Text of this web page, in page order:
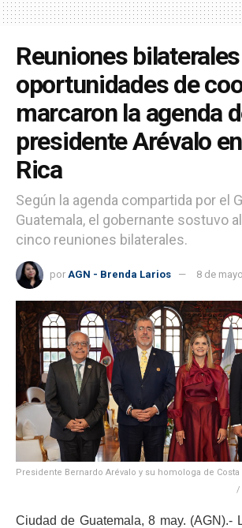
Reuniones
oportunidades de
marcaron la agenda
presidente Arévalo
Rica
Según la agenda compartida por el
Guatemala, el gobernante sostuvo
cinco reuniones bilaterales.
por AGN - Brenda Larios 8 de
Presidente Bernardo Arévalo y su homologa de Costa
/
Ciudad de Guatemala, 8 may. (AGN).-